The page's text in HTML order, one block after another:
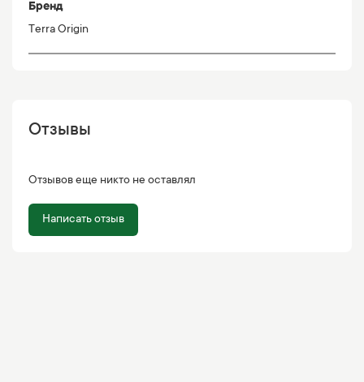
Бренд
Terra Origin
Отзывы
Отзывов еще никто не оставлял
Написать отзыв